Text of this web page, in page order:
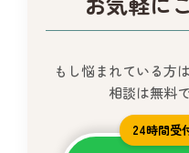
もし悩まれている方
相談は無料
24時間受